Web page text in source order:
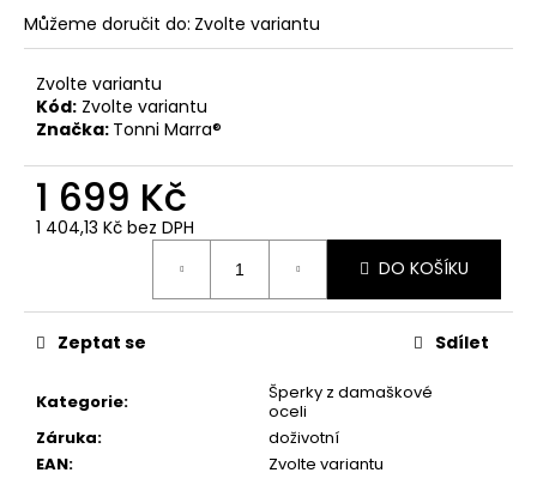
Můžeme doručit do: Zvolte variantu
Zvolte variantu
Kód: Zvolte variantu
Značka: Tonni Marra®
1 699 Kč
1 404,13 Kč bez DPH
DO KOŠÍKU
Kategorie:
Šperky z damaškové
oceli
Záruka:
doživotní
EAN: Zvolte variantu
Zeptat se Sdílet
u
č
u
e
m
e
PREMIUM
BORN
TO
BURN